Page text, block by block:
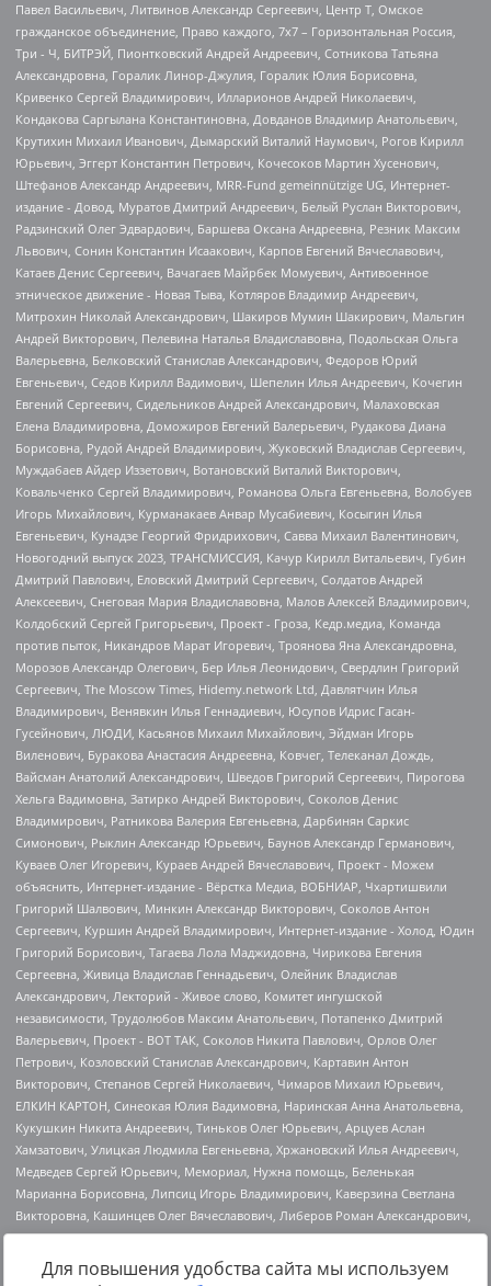
Для повышения удобства сайта мы используем